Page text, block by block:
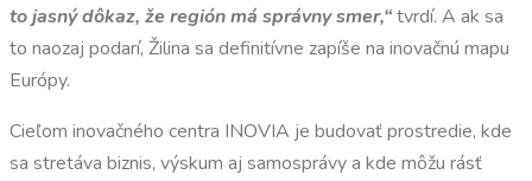
to jasný dôkaz, že región má správny smer,“tvrdí. A ak sa
to naozaj podarí, Žilina sa definitívne zapíše na inovačnú mapu
Európy.
Cieľom inovačného centra INOVIA je budovať prostredie, kde
sa stretáva biznis, výskum aj samosprávy a kde môžu rásť